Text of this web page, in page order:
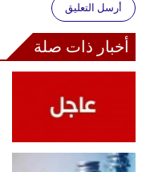
أرسل التعليق
أخبار ذات صلة